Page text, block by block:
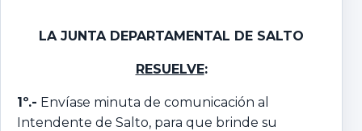
LA JUNTA DEPARTAMENTAL DE SALTO
RESUELVE:
1º.- Envíase minuta de comunicación al
Intendente de Salto, para que brinde su